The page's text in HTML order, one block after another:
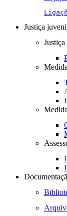
Justiça